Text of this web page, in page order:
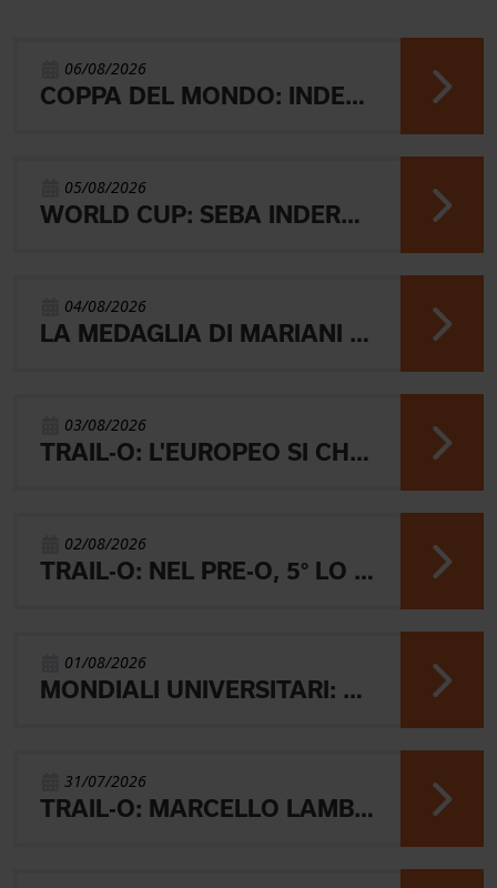
06/08/2026
COPPA DEL MONDO: INDERST 45° VINCONO AEBERSOLD E SVENSK
05/08/2026
WORLD CUP: SEBA INDERST ACCEDE ALLA FINALE A
04/08/2026
LA MEDAGLIA DI MARIANI E QUEL RICORDO CHE NON SVANISCE.
03/08/2026
TRAIL-O: L'EUROPEO SI CHIUDE CON L'ARGENTO JUNIOR, IL 4° PARALIMPICO E 5° OPEN
02/08/2026
TRAIL-O: NEL PRE-O, 5° LO JUNIOR LAMBERTINI E AARON GAIO 8°. NEI PARALIMPICI 20° GALVAN
01/08/2026
MONDIALI UNIVERSITARI: MARIANI CHIUDE 4° NELLA MIDDLE
31/07/2026
TRAIL-O: MARCELLO LAMBERTINI E' ARGENTO EUROPEO IN POLONIA